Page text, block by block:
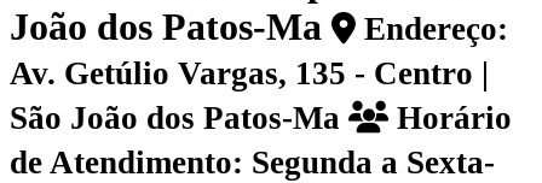
João dos Patos-Ma
Endereço:
Av. Getúlio Vargas, 135 - Centro |
São João dos Patos-Ma
Horário
de Atendimento: Segunda a Sexta-